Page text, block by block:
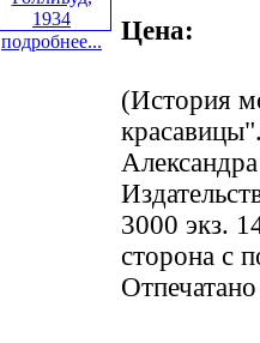
подробнее... Цена:
(История
3000 экз.
сторона с